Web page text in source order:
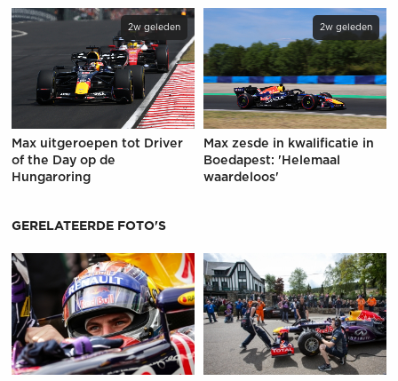
2w geleden
Max uitgeroepen tot Driver
of the Day op de
Hungaroring
2w geleden
Max zesde in kwalificatie in
Boedapest: 'Helemaal
waardeloos'
GERELATEERDE FOTO'S